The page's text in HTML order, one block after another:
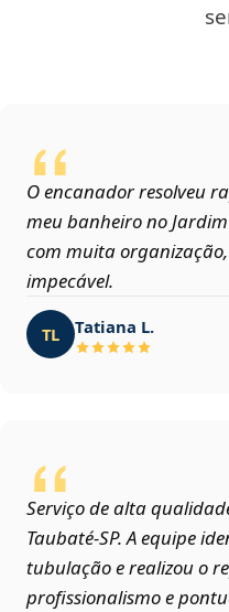
O encanador resolveu
meu banheiro no
com muita
impecável.
TL Tatiana L.
Serviço de alta
Taubaté‑SP. A equipe
tubulação e realizou o
profissionalismo e